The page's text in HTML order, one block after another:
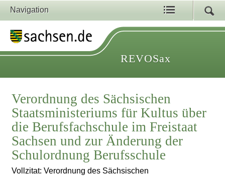
Navigation
REVOSax
Verordnung des Sächsischen
Staatsministeriums für Kultus über
die Berufsfachschule im Freistaat
Sachsen und zur Änderung der
Schulordnung Berufsschule
Vollzitat: Verordnung des Sächsischen